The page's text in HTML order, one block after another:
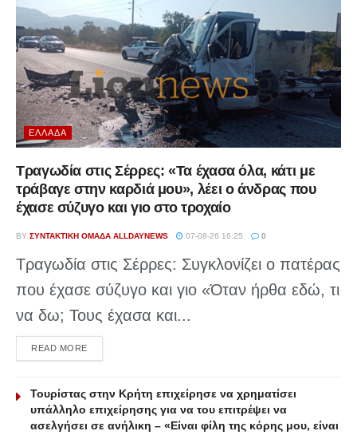
ΕΛΛΆΔΑ
Τραγωδία στις Σέρρες: «Τα έχασα όλα, κάτι με
τράβαγε στην καρδιά μου», λέει ο άνδρας που
έχασε σύζυγο και γιο στο τροχαίο
BY ΣΥΝΤΑΚΤΙΚΉ ΟΜΆΔΑ ALLDAYNEWS 07-08-26 16:25 0
Τραγωδία στις Σέρρες: Συγκλονίζει ο πατέρας
που έχασε σύζυγο και γιο «Όταν ήρθα εδώ, τι
να δω; Τους έχασα και...
READ MOREDETAILS
Τουρίστας στην Κρήτη επιχείρησε να χρηματίσει
υπάλληλο επιχείρησης για να του επιτρέψει να
ασελγήσει σε ανήλικη – «Είναι φίλη της κόρης μου, είναι